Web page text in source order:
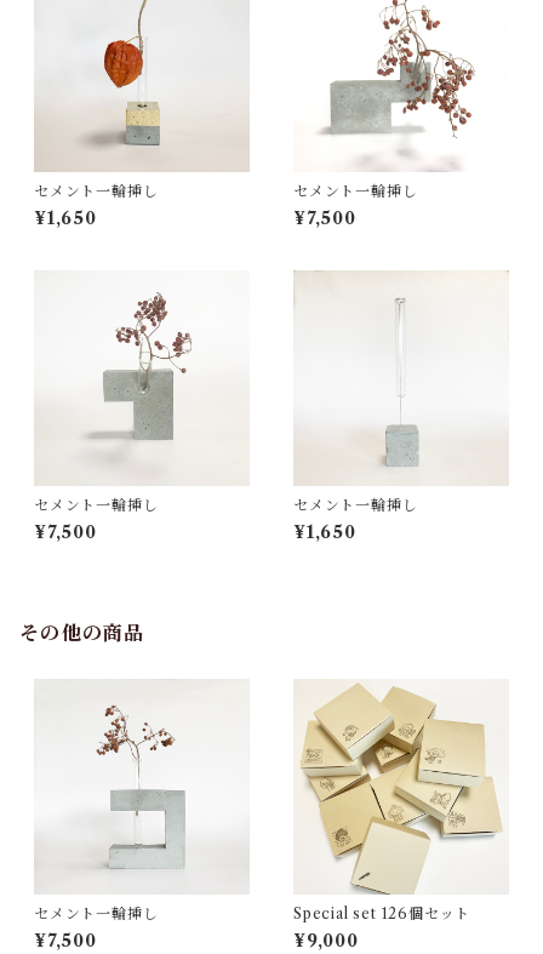
セメント一輪挿し
¥1,650
セメント一輪挿し
¥7,500
セメント一輪挿し
¥7,500
セメント一輪挿し
¥1,650
その他の商品
セメント一輪挿し
¥7,500
Special set 126個セット
¥9,000